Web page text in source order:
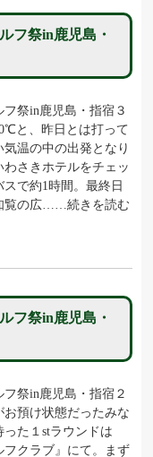
フ祭in鹿児島・
祭in鹿児島・指宿３
と、昨日とは打って
温の中の出発となり
わさきホテルをチェッ
で約1時間。最終日
覧の広……続きを読む
フ祭in鹿児島・
祭in鹿児島・指宿２
お預け状態だったみな
た１stラウンドは
フクラブ』にて。まず